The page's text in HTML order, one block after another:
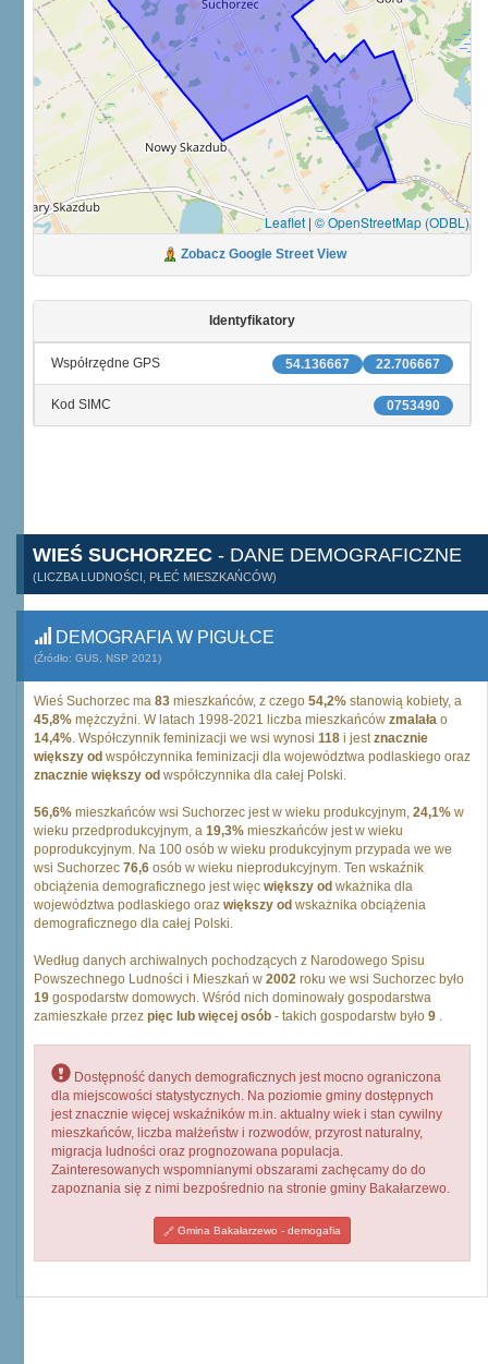
Leaflet | © OpenStreetMap (ODBL)
Zobacz Google Street View
Identyfikatory
22.706667
54.136667
Współrzędne GPS
0753490
Kod SIMC
WIEŚ SUCHORZEC - DANE DEMOGRAFICZNE
(LICZBA LUDNOŚCI, PŁEĆ MIESZKAŃCÓW)
DEMOGRAFIA W PIGUŁCE
(Źródło: GUS, NSP 2021)
Wieś Suchorzec ma 83 mieszkańców, z czego 54,2% stanowią kobiety, a
45,8% mężczyźni. W latach 1998-2021 liczba mieszkańców zmalała o
14,4%. Współczynnik feminizacji we wsi wynosi 118 i jestznacznie
większy od współczynnika feminizacji dla województwa podlaskiego oraz
znacznie większy od współczynnika dla całej Polski.
56,6% mieszkańców wsi Suchorzec jest w wieku produkcyjnym, 24,1% w
wieku przedprodukcyjnym, a 19,3% mieszkańców jest w wieku
poprodukcyjnym. Na 100 osób w wieku produkcyjnym przypada we we
wsi Suchorzec 76,6 osób w wieku nieprodukcyjnym. Ten wskaźnik
obciążenia demograficznego jest więc większy od wkażnika dla
województwa podlaskiego oraz większy od wskażnika obciążenia
demograficznego dla całej Polski.
Według danych archiwalnych pochodzących z Narodowego Spisu
Powszechnego Ludności i Mieszkań w 2002 roku we wsi Suchorzec było
19 gospodarstw domowych. Wśród nich dominowały gospodarstwa
zamieszkałe przez pięc lub więcej osób - takich gospodarstw było 9 .
Dostępność danych demograficznych jest mocno ograniczona
dla miejscowości statystycznych. Na poziomie gminy dostępnych
jest znacznie więcej wskaźników m.in. aktualny wiek i stan cywilny
mieszkańców, liczba małżeństw i rozwodów, przyrost naturalny,
migracja ludności oraz prognozowana populacja.
Zainteresowanych wspomnianymi obszarami zachęcamy do do
zapoznania się z nimi bezpośrednio na stronie gminy Bakałarzewo.
Gmina Bakałarzewo - demogafia